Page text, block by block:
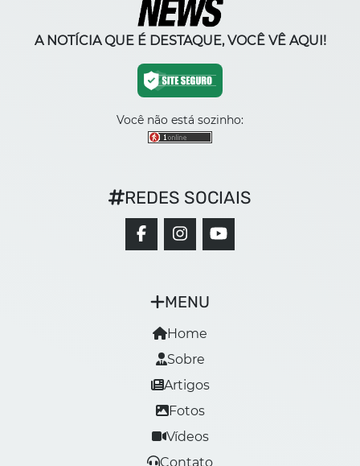
A NOTÍCIA QUE É DESTAQUE, VOCÊ VÊ AQUI!
Você não está sozinho:
MENU
Home
Sobre
Artigos
Fotos
Vídeos
Contato
REDES SOCIAIS